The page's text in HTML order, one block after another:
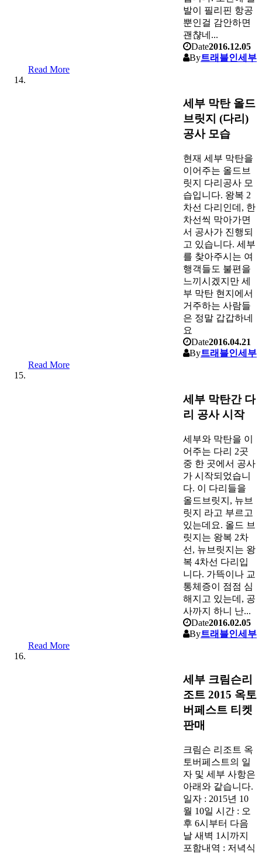
발이 필리핀 항공
뿐인걸 감안하면
괜챦네...
Date2016.12.05
By트래블인세부
Read More
세부 막탄 올드
브릿지 (다리)
공사 모습
현재 세부 막탄을
이어주는 올드브
릿지 다리공사 모
습입니다. 왕복 2
차선 다리인데, 한
차선씩 막아가면
서 공사가 진행되
고 있습니다. 세부
를 찾아주시는 여
행객들도 불편을
느끼시겠지만 세
부 막탄 현지에서
거주하는 사람들
은 정말 갑갑하네
요
Date2016.04.21
By트래블인세부
Read More
세부 막탄간 다
리 공사 시작
세부와 막탄을 이
어주는 다리 2곳
중 한 곳에서 공사
가 시작되었습니
다. 이 다리들을
올드브릿지, 뉴브
릿지 라고 부르고
있는데요. 올드 브
릿지는 왕복 2차
선, 뉴브릿지는 왕
복 4차선 다리입
니다. 가뜩이나 교
통체증이 점점 심
해지고 있는데, 공
사까지 하니 난...
Date2016.02.05
By트래블인세부
Read More
세부 크림슨리
조트 2015 옥토
버페스트 티켓
판매
크림슨 리조트 옥
토버페스트의 일
자 및 세부 사항은
아래와 같습니다.
일자 : 2015년 10
월 10일 시간 : 오
후 6시부터 다음
날 새벽 1시까지
포함내역 : 저녁식